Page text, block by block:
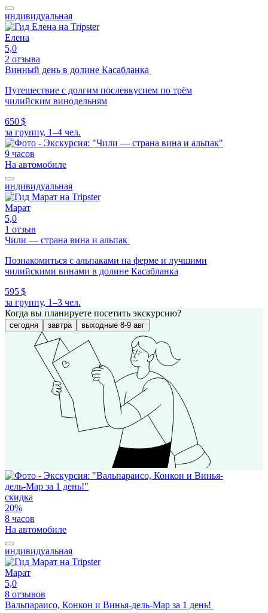
индивидуальная
Елена
5,0
2 отзыва
Винный день в долине Касабланка
Путешествие с долгим послевкусием по трём
чилийским винодельням
650 $
за группу, 1–4 чел.
9 часов
На автомобиле
индивидуальная
Марат
5,0
1 отзыв
Чили — страна вина и альпак
Познакомиться с альпаками на ферме и лучшими
чилийскими винами в долине Касабланка
595 $
за группу, 1–3 чел.
Когда вы планируете посетить экскурсию?
сегодня завтра выходные 8-9 авг
скидка
20%
8 часов
На автомобиле
индивидуальная
Марат
5,0
8 отзывов
Вальпараисо, Конкон и Винья-дель-Мар за 1 день!